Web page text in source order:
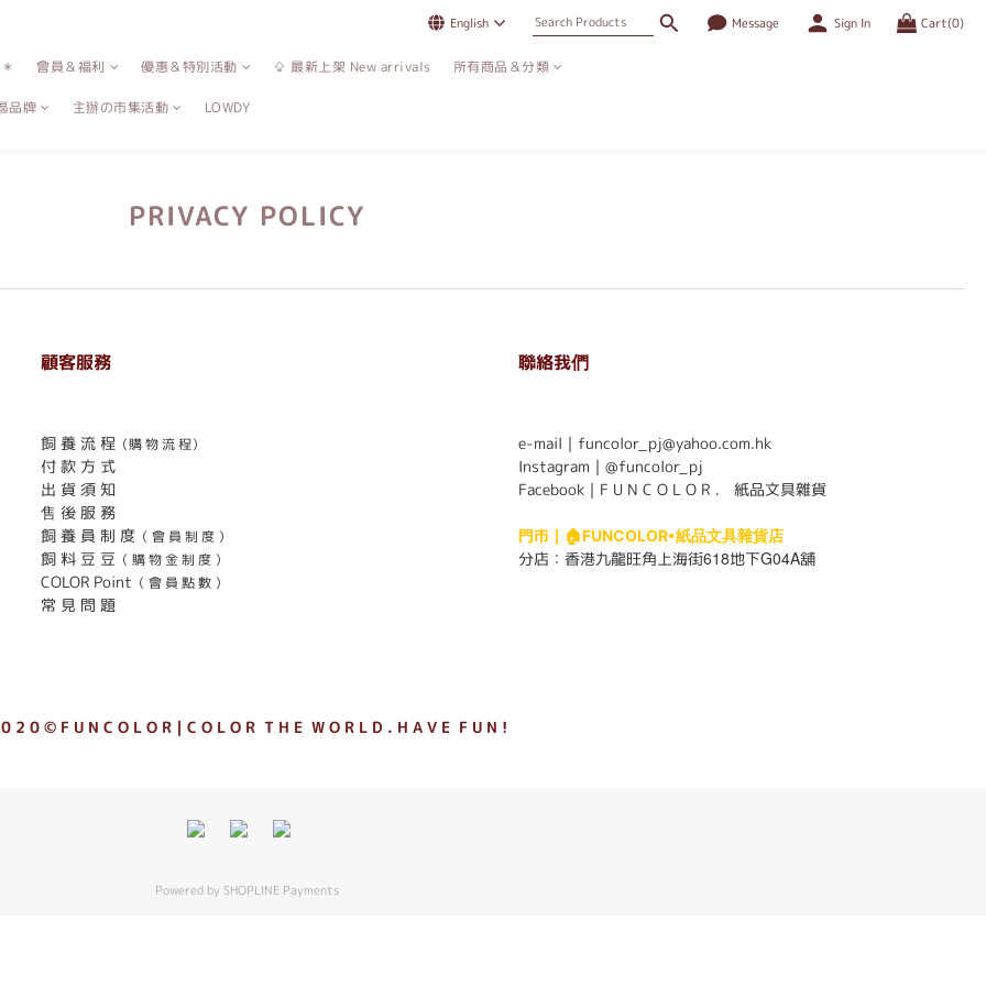
English Message Sign In Cart(0)
會員＆福利 優惠＆特別活動 ⇪ 最新上架 New arrivals 所有商品＆分類
品牌 主辦の市集活動 LOWDY
PRIVACY POLICY
顧客服務
飼 養 流 程 （購 物 流 程）
付 款 方 式
出 貨 須 知
售 後 服 務
飼 養 員 制 度 （ 會 員 制 度 ）
飼 料 豆 豆 （ 購 物 金 制 度 ）
COLOR Point （ 會 員 點 數 ）
常 見 問 題
聯絡我們
e-mail｜funcolor_pj@yahoo.com.hk
Instagram｜ @funcolor_pj
Facebook｜ F U N C O L O R ． 紙品文具雜貨
門市｜ 🏠FUNCOLOR•紙品文具雜貨店
分店： 香港九龍旺角上海街618地下G04A舖
2 0 © F U N C O L O R｜C O L O R T H E W O R L D . H A V E F U N !
Powered by SHOPLINE Payments